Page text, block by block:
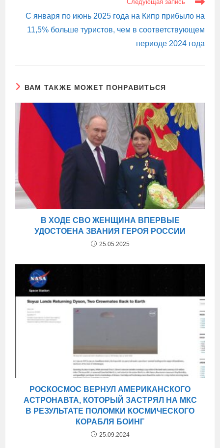
Следующая запись
С января по июнь 2025 года на Кипр прибыло на
11,5% больше туристов, чем в соответствующем
периоде 2024 года
ВАМ ТАКЖЕ МОЖЕТ ПОНРАВИТЬСЯ
В ХОДЕ СВО ЖЕНЩИНА ВПЕРВЫЕ
УДОСТОЕНА ЗВАНИЯ ГЕРОЯ РОССИИ
25.05.2025
РОСКОСМОС ВЕРНУЛ АМЕРИКАНСКОГО
АСТРОНАВТА, КОТОРЫЙ ЗАСТРЯЛ НА МКС
В РЕЗУЛЬТАТЕ ПОЛОМКИ КОСМИЧЕСКОГО
КОРАБЛЯ БОИНГ
25.09.2024